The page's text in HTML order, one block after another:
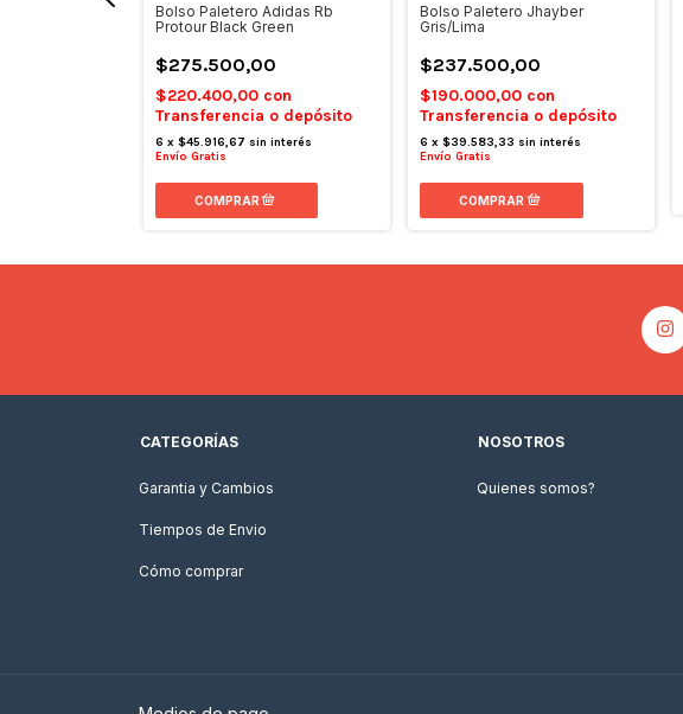
Bolso Paletero Adidas Rb
Protour Black Green
$275.500,00
$220.400,00 con
Transferencia o depósito
6 x $45.916,67 sin interés
Envío Gratis
Bolso Paletero Jhayber
Gris/Lima
$237.500,00
$190.000,00 con
Transferencia o depósito
6 x$39.583,33 sin interés
Envío Gratis
CATEGORÍAS
Garantia y Cambios
Tiempos de Envio
Cómo comprar
NOSOTROS
Quienes somos?